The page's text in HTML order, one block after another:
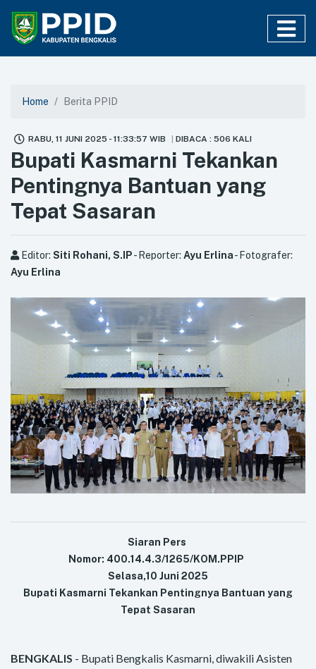
Home Berita PPID
RABU, 11 JUNI 2025 - 11:33:57 WIB DIBACA : 506 KALI
Bupati Kasmarni Tekankan
Pentingnya Bantuan yang
Tepat Sasaran
Editor: Siti Rohani, S.IP- Reporter: Ayu Erlina- Fotografer:
Ayu Erlina
Siaran Pers
Nomor: 400.14.4.3/1265/KOM.PPIP
Selasa,10 Juni 2025
Bupati Kasmarni Tekankan Pentingnya Bantuan yang
Tepat Sasaran
BENGKALIS - Bupati Bengkalis Kasmarni, diwakili Asisten